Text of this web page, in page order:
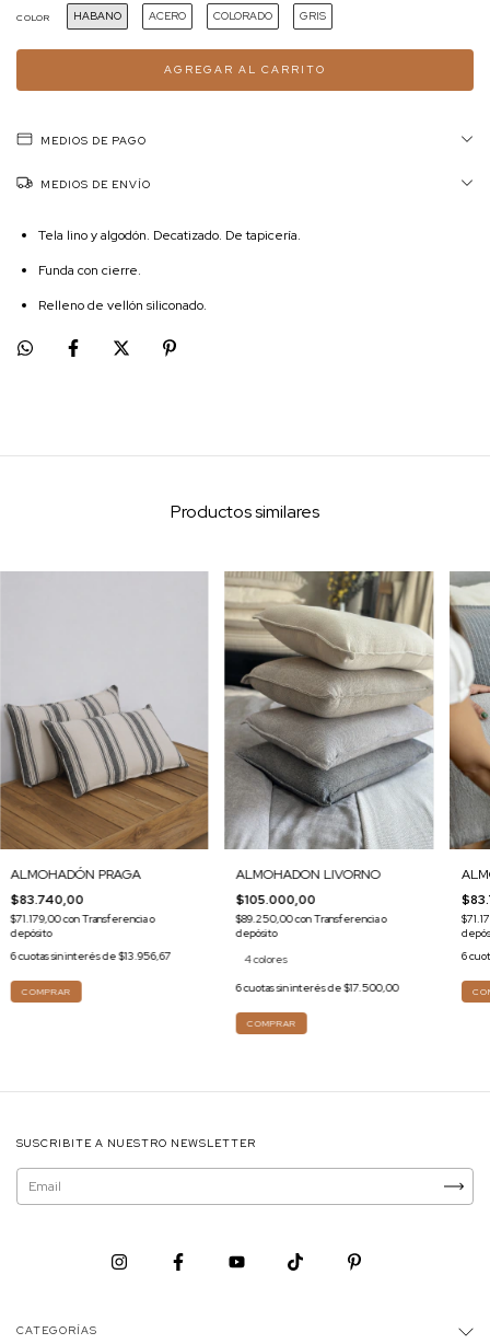
COLOR HABANO ACERO COLORADO GRIS
MEDIOS DE PAGO
MEDIOS DE ENVÍO
Tela lino y algodón. Decatizado. De tapicería.
Funda con cierre.
Relleno de vellón siliconado.
Productos similares
ALMOHADÓN PRAGA
$83.740,00
$71.179,00conTransferencia o
depósito
6cuotas sin interés de$13.956,67
ALMOHADON LIVORNO
$105.000,00
$89.250,00conTransferencia o
depósito
4 colores
6cuotas sin interés de$17.500,00
COMPRAR
6
SUSCRIBITE A NUESTRO NEWSLETTER
CATEGORÍAS